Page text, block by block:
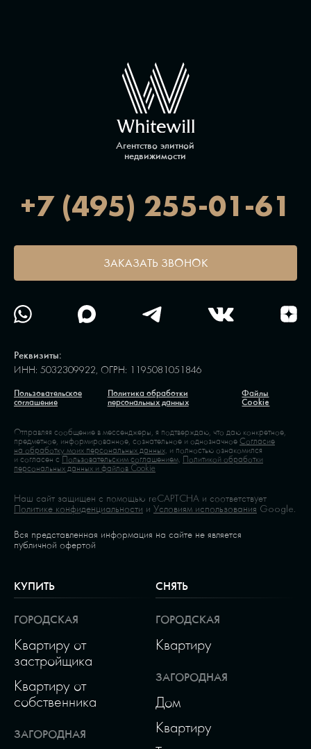
Агентство элитной
недвижимости
КУПИТЬ
ГОРОДСКАЯ
Квартиру от
застройщика
Квартиру от
собственника
ЗАГОРОДНАЯ
СНЯТЬ
ГОРОДСКАЯ
Квартиру
ЗАГОРОДНАЯ
Дом
Квартиру
+7 (495) 255-01-61
ЗАКАЗАТЬ ЗВОНОК
Реквизиты:
ИНН: 5032309922, ОГРН: 1195081051846
Пользовательское
соглашение
Политика обработки
персональных данных
Файлы
Cookie
Отправляя сообщение в мессенджеры, я подтверждаю, что даю конкретное,
предметное, информированное, сознательное и однозначноеСогласие
на обработку моих персональных данных, и полностью ознакомился
и согласен сПользовательским соглашением, Политикой обработки
персональных данных и файлов Cookie
Наш сайт защищен с помощью reCAPTCHA и соответствует
Политике конфиденциальности и Условиям использования Google.
Вся представленная информация на сайте не является
публичной офертой